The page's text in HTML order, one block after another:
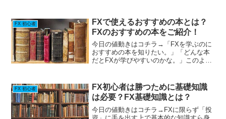
に大変です。会社で業務をこなし、疲れ
切った体に鞭打って作業を...
FX 初心者
FXで使えるおすすめの本とは？
FXのおすすめの本をご紹介！
今日の値動きはコチラ→「FXを学ぶのに
おすすめの本を知りたい。」「どんな本
だとFXが学びやすいのかな。」このよう
しょうか。自分のペースで学んでいきた
いという方にとって...
FX 初心者
FX初心者は勝つために基礎知識
は必要？FX基礎知識とは？
今日の値動きはコチラ→FXに限らず「投